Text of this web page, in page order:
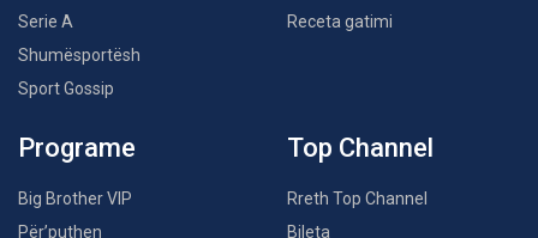
Serie A
Shumësportësh
Sport Gossip
Receta gatimi
Programe
Big Brother VIP
Për’puthen
Top Channel
Rreth Top Channel
Bileta